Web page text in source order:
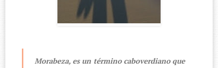
Morabeza, es un término caboverdiano que